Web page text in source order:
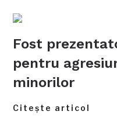
Fost
pentru
minorilor
Citește articol